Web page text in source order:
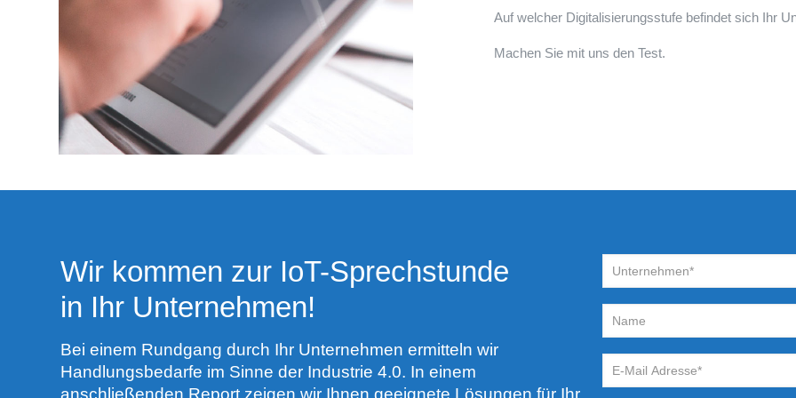
Auf welcher Digitalisierungsstufe befindet sich Ihr
Machen Sie mit uns den Test.
Wir kommen zur IoT-Sprechstunde
in Ihr Unternehmen!
Bei einem Rundgang durch Ihr Unternehmen ermitteln wir
Handlungsbedarfe im Sinne der Industrie 4.0. In einem
anschließenden Report zeigen wir Ihnen geeignete Lösungen für Ihr